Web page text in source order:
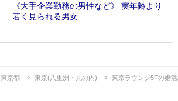
《大手企業勤務の男性など》 実年齢より
若く見られる男女
東京都 東京(八重洲・丸の内) 東京ラウンジ5Fの婚